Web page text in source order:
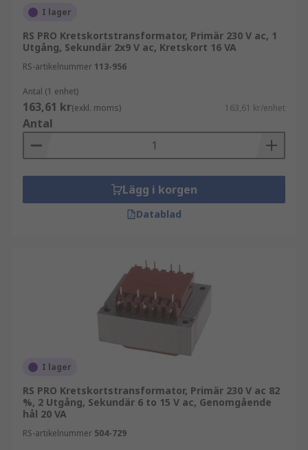
I lager
RS PRO Kretskortstransformator, Primär 230 V ac, 1
Utgång, Sekundär 2x9 V ac, Kretskort 16 VA
RS-artikelnummer 113-956
Antal (1 enhet)
163,61 kr(exkl. moms) 163,61 kr/enhet
Antal
Lägg i korgen
Datablad
I lager
RS PRO Kretskortstransformator, Primär 230 V ac 82
%, 2 Utgång, Sekundär 6 to 15 V ac, Genomgående
hål 20 VA
RS-artikelnummer 504-729